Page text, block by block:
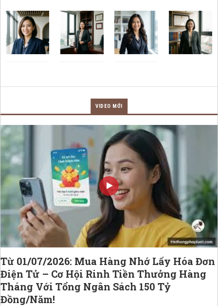
VIDEO MỚI
Từ 01/07/2026: Mua Hàng Nhớ Lấy Hóa Đơn
Điện Tử – Cơ Hội Rinh Tiền Thưởng Hàng
Tháng Với Tổng Ngân Sách 150 Tỷ
Đồng/Năm!